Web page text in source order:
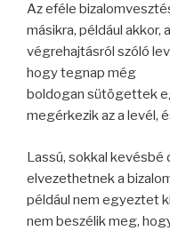
Az eféle
másikra, például akkor,
végrehajtásról szóló
hogy tegnap még
boldogan sütögettek
megérkezik az a levél,
Lassú, sokkal kevésbé
elvezethetnek a
például nem egyeztet
nem beszélik meg,